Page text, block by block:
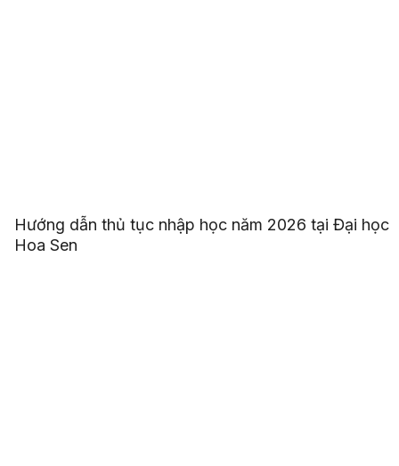
Hướng dẫn thủ tục nhập học năm 2026 tại Đại học
Hoa Sen